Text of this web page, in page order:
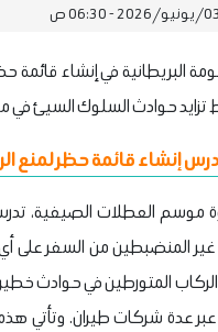
البريطانية في إنشاء قائمة
تزايد حوادث السلوك السيئ في
إنشاء قائمة حظر لمنع
موسم العطلات الصيفية،
غير المنضبطين من السفر
المتورطين في حوادث
عدة شركات طيران. وتأتي هذه